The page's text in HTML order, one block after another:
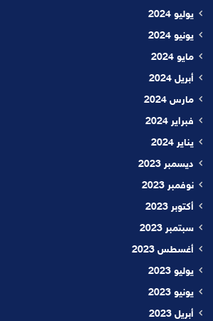
يوليو 2024
يونيو 2024
مايو 2024
أبريل 2024
مارس 2024
فبراير 2024
يناير 2024
ديسمبر 2023
نوفمبر 2023
أكتوبر 2023
سبتمبر 2023
أغسطس 2023
يوليو 2023
يونيو 2023
أبريل 2023